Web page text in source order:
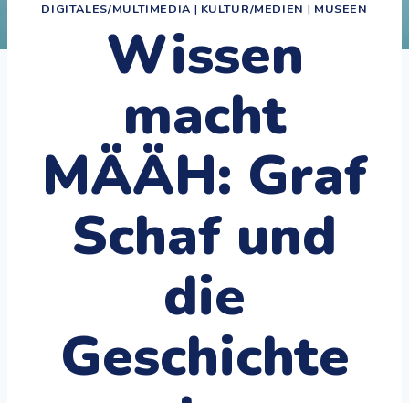
DIGITALES/MULTIMEDIA | KULTUR/MEDIEN | MUSEEN
Wissen
macht
MÄÄH: Graf
Schaf und
die
Geschichte